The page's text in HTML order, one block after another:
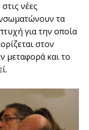
νέες
τα
για την οποία
στον
μεταφορά και το